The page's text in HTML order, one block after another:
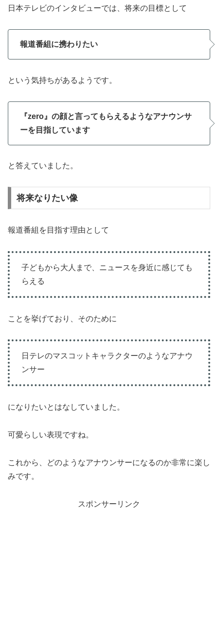
日本テレビのインタビューでは、将来の目標として
報道番組に携わりたい
という気持ちがあるようです。
『zero』の顔と言ってもらえるようなアナウンサ
ーを目指しています
と答えていました。
将来なりたい像
報道番組を目指す理由として
子どもから大人まで、ニュースを身近に感じても
らえる
ことを挙げており、そのために
日テレのマスコットキャラクターのようなアナウ
ンサー
になりたいとはなしていました。
可愛らしい表現ですね。
これから、どのようなアナウンサーになるのか非常に楽し
みです。
スポンサーリンク